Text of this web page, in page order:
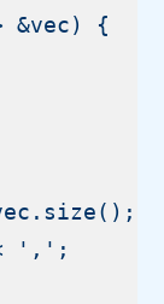
&vec) {
',';